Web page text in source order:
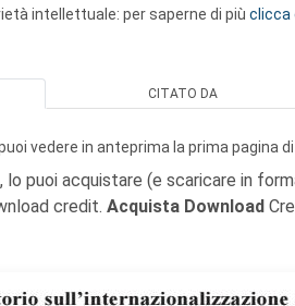
intellettuale: per saperne di più clicca
CITATO DA
vedere in anteprima la prima pagina
puoi acquistare (e scaricare in
credit. Acquista Download